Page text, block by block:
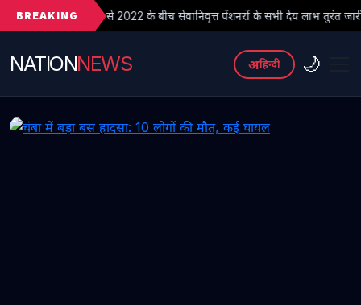
BREAKING
2022 के बीच सेवानिवृत्त पेंशनरों के सभी देय लाभ तुरंत जारी किए जाएं
NATIONNEWS अहिन्दी 🌙